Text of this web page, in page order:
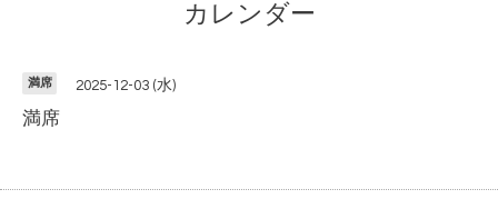
カレンダー
満席 2025-12-03 (水)
満席